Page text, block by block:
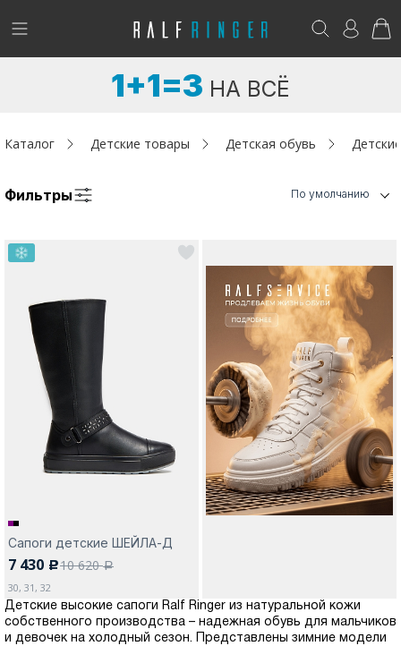
!
Женщинам
Аутлет
Акции / Новости
Адреса магазинов
Да, все верно
О компании
Возникли вопросы? - club@ralf.ru
1+1=3 НА ВСЁ
Каталог Детские товары Детская обувь
Фильтры По умолчанию
Сапоги детские ШЕЙЛА-Д
7 430 c10 620a
30, 31, 32
Детские высокие сапоги Ralf Ringer из натуральной кожи
собственного производства – надежная обувь для мальчиков
и девочек на холодный сезон. Представлены зимние модели